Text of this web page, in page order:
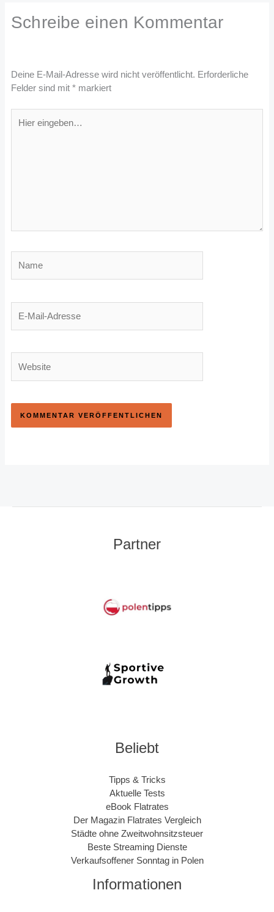
Schreibe einen Kommentar
Deine E-Mail-Adresse wird nicht veröffentlicht. Erforderliche
Felder sind mit* markiert
Hier
eingeben…
Name
E-
Mail-
Adresse
Website
Partner
Beliebt
Tipps & Tricks
Aktuelle Tests
eBook Flatrates
Der Magazin Flatrates Vergleich
Städte ohne Zweitwohnsitzsteuer
Beste Streaming Dienste
Verkaufsoffener Sonntag in Polen
Informationen